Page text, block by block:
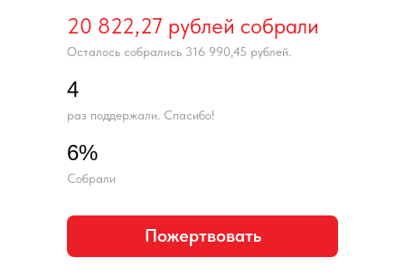
20 822,27 рублей собрали
Осталось собрались 316 990,45 рублей.
4
раз поддержали. Спасибо!
6%
Собрали
Пожертвовать